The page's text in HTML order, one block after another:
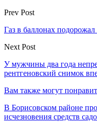
Prev Post
Газ в баллонах подорожал
Next Post
У мужчины два года
рентгеновский снимок
Вам также могут
В Борисовском районе
исчезновения средств